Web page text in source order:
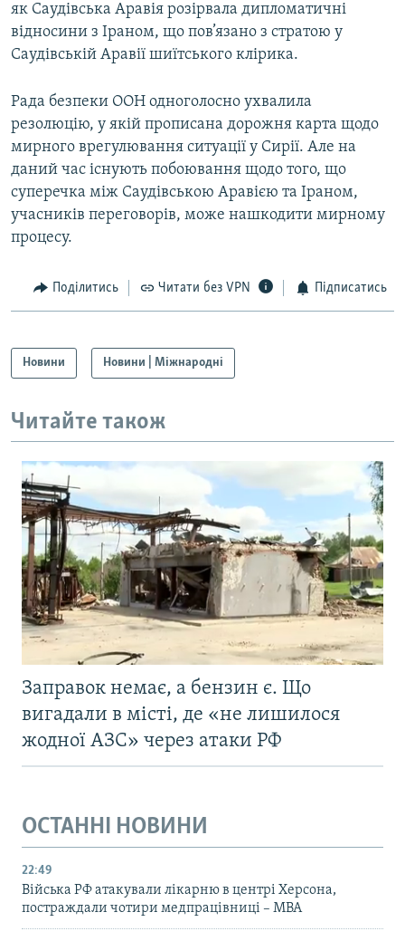
як Саудівська Аравія розірвала дипломатичні
відносини з Іраном, що пов’язано з стратою у
Саудівській Аравії шиїтського клірика.
Рада безпеки ООН одноголосно ухвалила
резолюцію, у якій прописана дорожня карта щодо
мирного врегулювання ситуації у Сирії. Але на
даний час існують побоювання щодо того, що
суперечка між Саудівською Аравією та Іраном,
учасників переговорів, може нашкодити мирному
процесу.
Поділитись Читати без VPN Підписатись
Новини Новини | Міжнародні
Читайте також
Заправок немає, а бензин є. Що
вигадали в місті, де «не лишилося
жодної АЗС» через атаки РФ
ОСТАННІ НОВИНИ
22:49
Війська РФ атакували лікарню в центрі Херсона,
постраждали чотири медпрацівниці – МВА